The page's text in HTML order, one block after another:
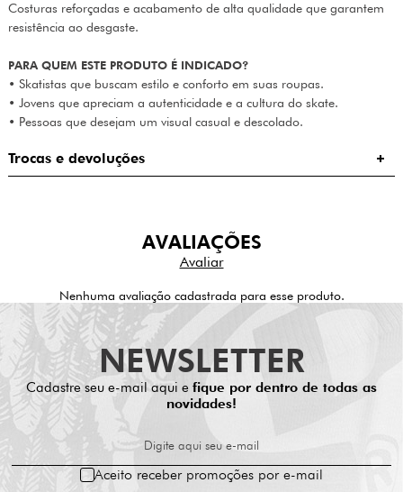
Costuras reforçadas e acabamento de alta qualidade que garantem
resistência ao desgaste.
PARA QUEM ESTE PRODUTO É INDICADO?
• Skatistas que buscam estilo e conforto em suas roupas.
• Jovens que apreciam a autenticidade e a cultura do skate.
• Pessoas que desejam um visual casual e descolado.
Trocas e devoluções
AVALIAÇÕES
Nenhuma avaliação cadastrada para esse produto.
NEWSLETTER
Cadastre seu e-mail aqui e fique por dentro de todas as
novidades!
Digite aqui seu e-mail
Aceito receber promoções por e-mail